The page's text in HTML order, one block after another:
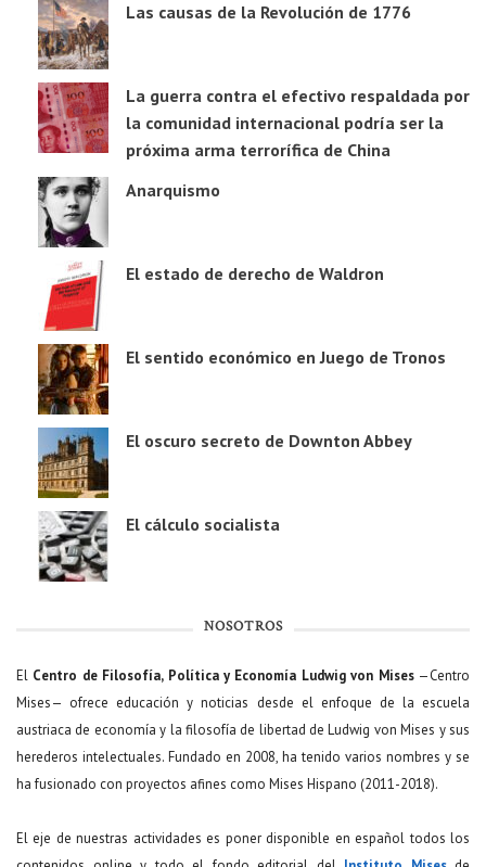
Las causas de la Revolución de 1776
La guerra contra el efectivo respaldada por
la comunidad internacional podría ser la
próxima arma terrorífica de China
Anarquismo
El estado de derecho de Waldron
El sentido económico en Juego de Tronos
El oscuro secreto de Downton Abbey
El cálculo socialista
NOSOTROS
El Centro de Filosofía, Política y Economía Ludwig von Mises—Centro
Mises— ofrece educación y noticias desde el enfoque de la escuela
austriaca de economía y la filosofía de libertad de Ludwig von Mises y sus
herederos intelectuales. Fundado en 2008, ha tenido varios nombres y se
ha fusionado con proyectos afines como Mises Hispano (2011-2018).
El eje de nuestras actividades es poner disponible en español todos los